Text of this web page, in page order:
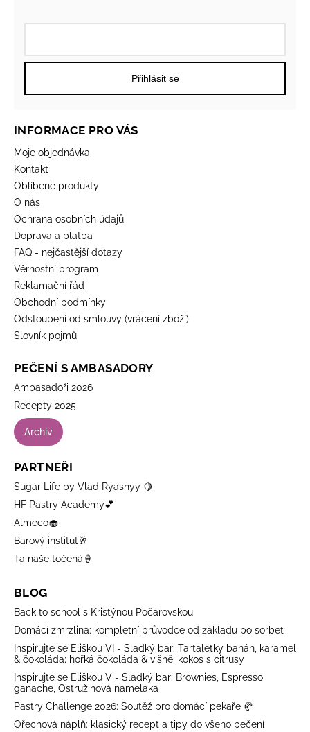
Přihlásit se
INFORMACE PRO VÁS
Moje objednávka
Kontakt
Oblíbené produkty
O nás
Ochrana osobních údajů
Doprava a platba
FAQ - nejčastější dotazy
Věrnostní program
Reklamační řád
Obchodní podmínky
Odstoupení od smlouvy (vrácení zboží)
Slovník pojmů
PEČENÍ S AMBASADORY
Ambasadoři 2026
Recepty 2025
Archiv
PARTNEŘI
Sugar Life by Vlad Ryasnyy 🍋
HF Pastry Academy💕
Almeco🧁
Barový institut🥂
Ta naše točená🍦
BLOG
Back to school s Kristýnou Počárovskou
Domácí zmrzlina: kompletní průvodce od základu po sorbet
Inspirujte se Eliškou VI - Sladký bar: Tartaletky banán, karamel
& čokoláda; hořká čokoláda & višně; kokos s citrusy
Inspirujte se Eliškou V - Sladký bar: Brownies, Espresso
ganache, Ostružinová namelaka
Pastry Challenge 2026: Soutěž pro domácí pekaře 🥐
Ořechová náplň: klasický recept a tipy do všeho pečení